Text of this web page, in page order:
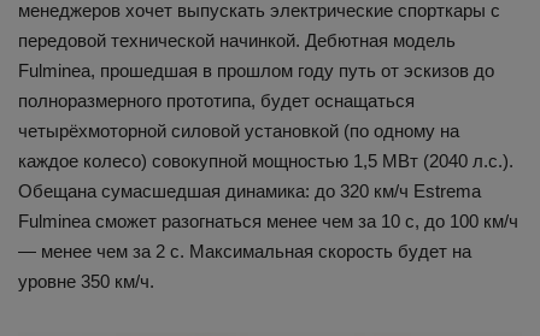
менеджеров хочет выпускать электрические спорткары с
передовой технической начинкой. Дебютная модель
Fulminea, прошедшая в прошлом году путь от эскизов до
полноразмерного прототипа, будет оснащаться
четырёхмоторной силовой установкой (по одному на
каждое колесо) совокупной мощностью 1,5 МВт (2040 л.с.).
Обещана сумасшедшая динамика: до 320 км/ч Estrema
Fulminea сможет разогнаться менее чем за 10 с, до 100 км/ч
— менее чем за 2 с. Максимальная скорость будет на
уровне 350 км/ч.